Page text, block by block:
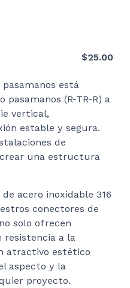
$25.00
está
pasamanos (R-TR-R) a
vertical,
estable y segura.
de
una estructura
acero inoxidable 316
conectores de
solo ofrecen
resistencia a la
atractivo estético
aspecto y la
proyecto.